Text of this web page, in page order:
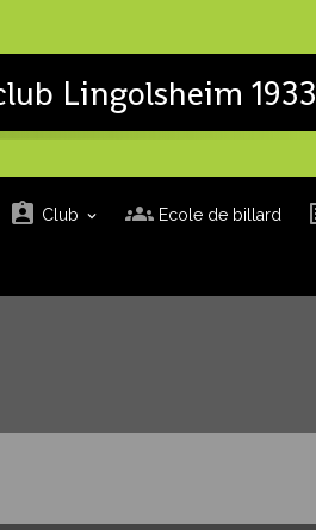
Lingolsheim 1933
Club Ecole de billard